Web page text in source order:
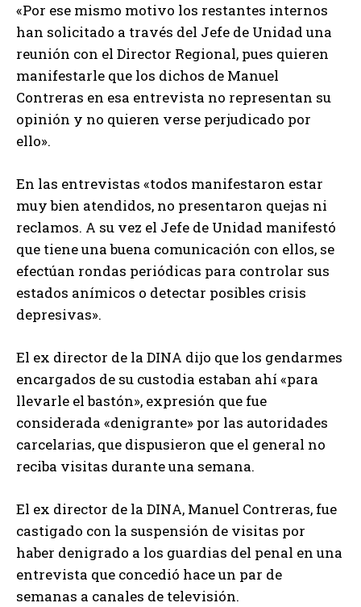
«Por ese mismo motivo los restantes internos
han solicitado a través del Jefe de Unidad una
reunión con el Director Regional, pues quieren
manifestarle que los dichos de Manuel
Contreras en esa entrevista no representan su
opinión y no quieren verse perjudicado por
ello».
En las entrevistas «todos manifestaron estar
muy bien atendidos, no presentaron quejas ni
reclamos. A su vez el Jefe de Unidad manifestó
que tiene una buena comunicación con ellos, se
efectúan rondas periódicas para controlar sus
estados anímicos o detectar posibles crisis
depresivas».
El ex director de la DINA dijo que los gendarmes
encargados de su custodia estaban ahí «para
llevarle el bastón», expresión que fue
considerada «denigrante» por las autoridades
carcelarias, que dispusieron que el general no
reciba visitas durante una semana.
El ex director de la DINA, Manuel Contreras, fue
castigado con la suspensión de visitas por
haber denigrado a los guardias del penal en una
entrevista que concedió hace un par de
semanas a canales de televisión.